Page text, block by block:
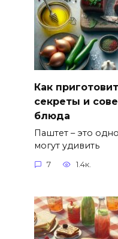
Как
секреты и
блюда
Паштет – это
могут удивить
7 1.4к.